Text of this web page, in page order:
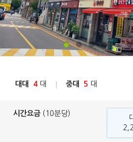
대대 4 대 중대 5 대
시간요금 (10분당)